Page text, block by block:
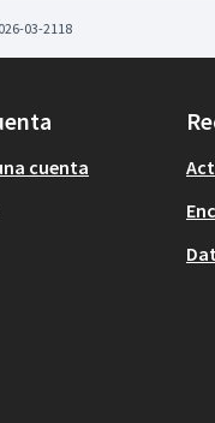
03-2118
cuenta